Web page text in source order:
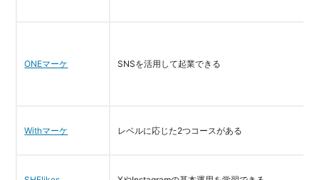
ONEマーケ SNSを活用して起業できる
Withマーケ レベルに応じた2つコースがある